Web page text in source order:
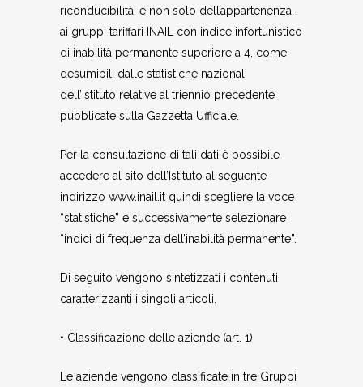
riconducibilità, e non solo dell’appartenenza,
ai gruppi tariffari INAIL con indice infortunistico
di inabilità permanente superiore a 4, come
desumibili dalle statistiche nazionali
dell’Istituto relative al triennio precedente
pubblicate sulla Gazzetta Ufficiale.
Per la consultazione di tali dati è possibile
accedere al sito dell’Istituto al seguente
indirizzo www.inail.it quindi scegliere la voce
“statistiche” e successivamente selezionare
“indici di frequenza dell’inabilità permanente”.
Di seguito vengono sintetizzati i contenuti
caratterizzanti i singoli articoli.
• Classificazione delle aziende (art. 1)
Le aziende vengono classificate in tre Gruppi